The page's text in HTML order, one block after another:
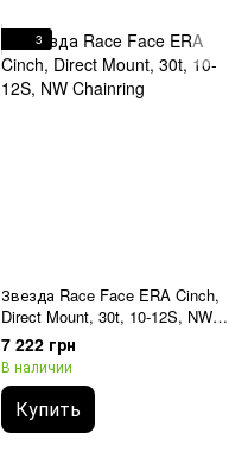
3
Звезда Race Face ERA Cinch,
Direct Mount, 30t, 10-12S, NW
Chainring
7 222 грн
В наличии
Купить